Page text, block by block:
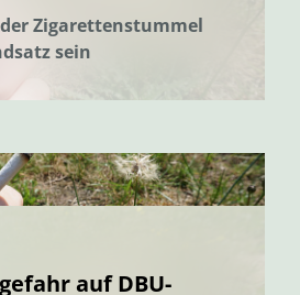
Zigarettenstummel
sein
auf DBU-